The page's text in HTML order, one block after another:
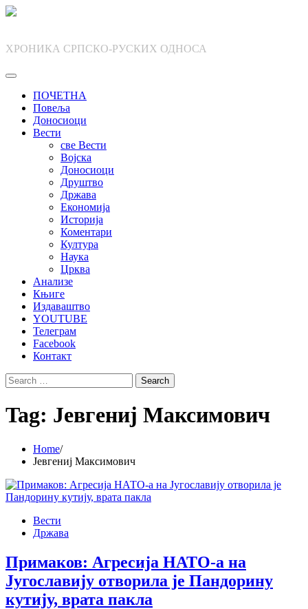
Skip
ХРОНИКА СРПСКО-РУСКИХ ОДНОСА
ПОЧЕТНА
Повеља
Доносиоци
Вести
све Вести
Војска
Доносиоци
Друштво
Држава
Економија
Историја
Коментари
Култура
Наука
Црква
Анализе
Књиге
Издаваштво
YOUTUBE
Телеграм
Facebook
Контакт
Search
for:
Tag: Јевгениј Максимович
Home
Јевгениј Максимович
Вести
Држава
Примаков: Агресија НАТО-а на
Југославију отворила је Пандорину
кутију, врата пакла